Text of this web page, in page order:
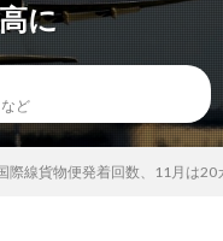
に
ど
際線貨物便発着回数、11月は20